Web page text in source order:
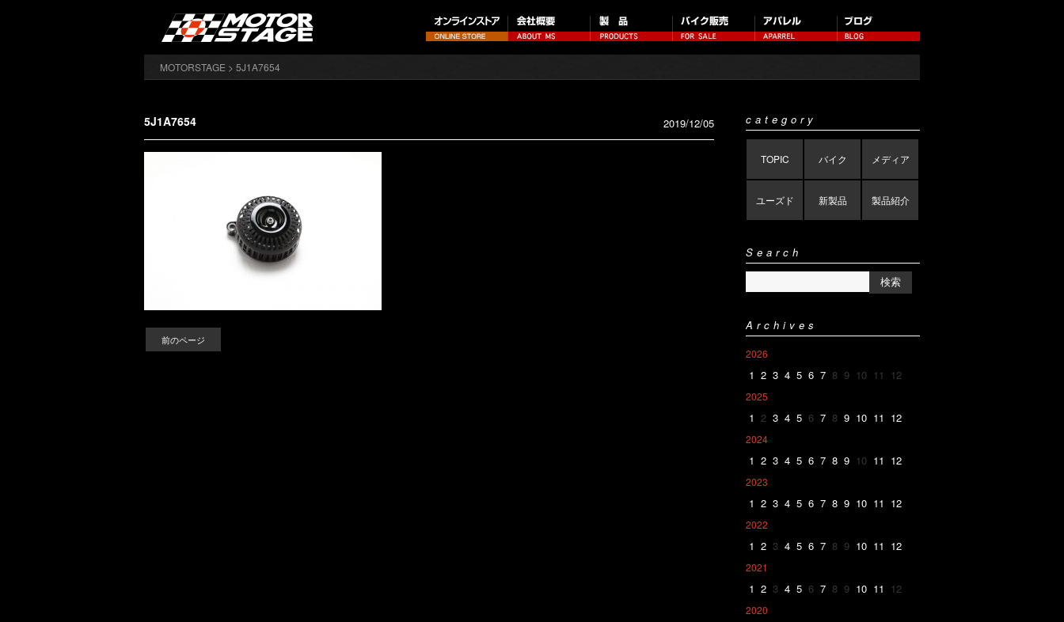
MOTORSTAGE > 5J1A7654
5J1A7654 2019/12/05
前のページ
category
TOPIC バイク メディア
ユーズド 新製品 製品紹介
Search
Archives
2026
1 2 3 4 5 6 7 8 9 10 11 12
2025
1 2 3 4 5 6 7 8 9 10 11 12
2024
1 2 3 4 5 6 7 8 9 10 11 12
2023
1 2 3 4 5 6 7 8 9 10 11 12
2022
1 2 3 4 5 6 7 8 9 10 11 12
2021
1 2 3 4 5 6 7 8 9 10 11 12
2020